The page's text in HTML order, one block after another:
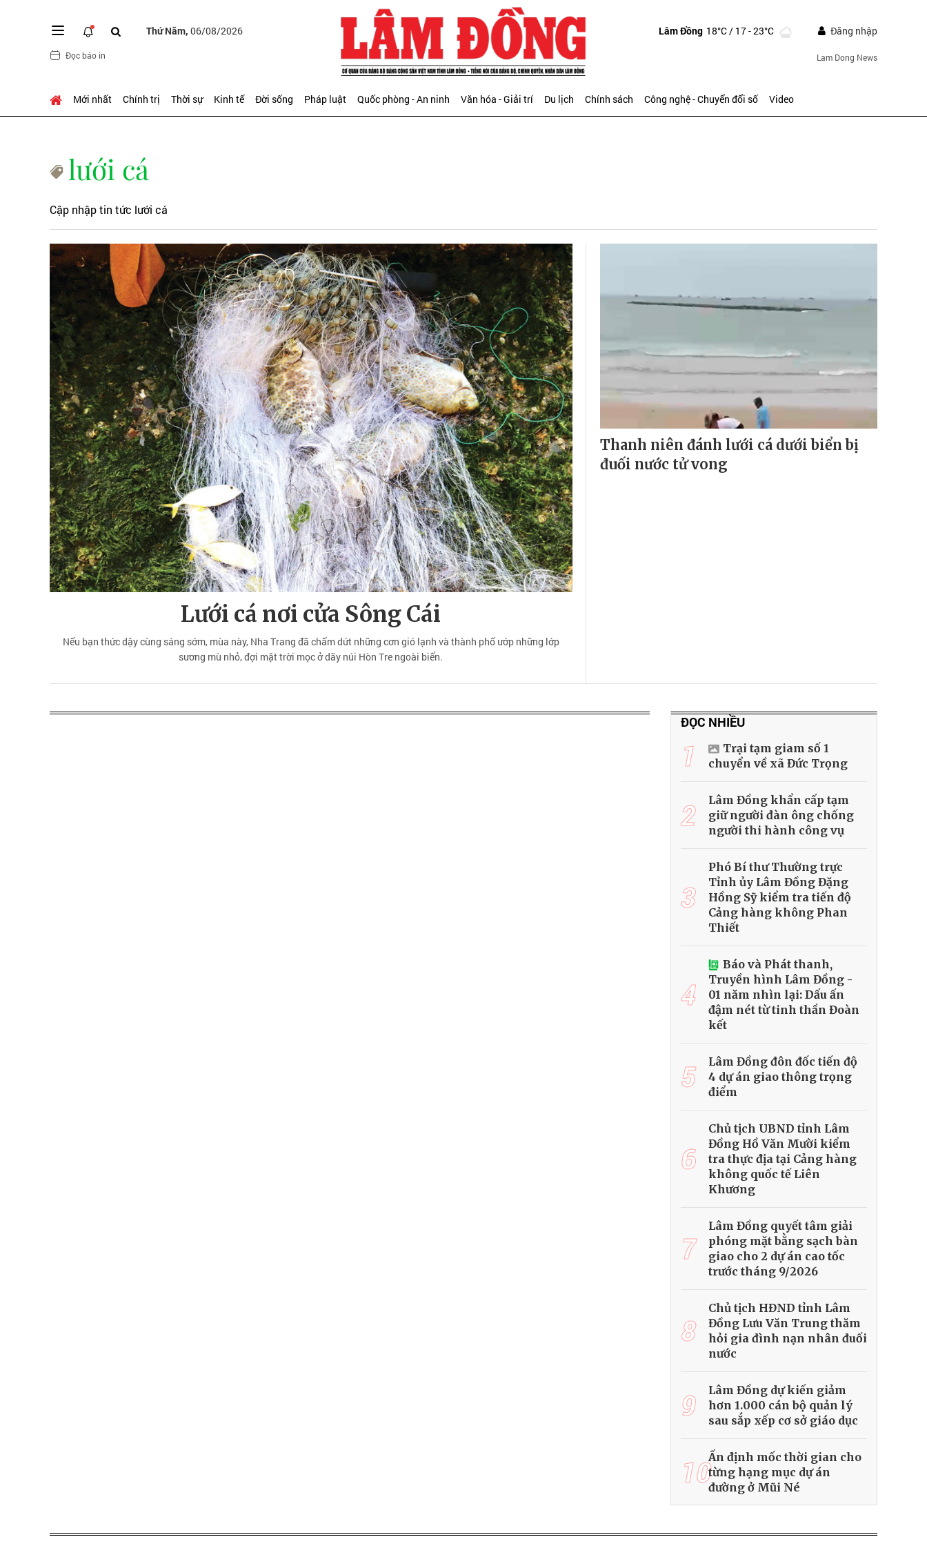
Thứ Năm, 06/08/2026
Đọc báo in
Lâm Đồng 18°C/ 17 - 23°C Đăng nhập
Lam Dong News
Mới nhất Chính trị Thời sự Kinh tế Đời sống Pháp luật Quốc phòng - An ninh Văn hóa - Giải trí Du lịch Chính sách Công nghệ - Chuyển đổi số Video
lưới cá
Cập nhập tin tức lưới cá
Lưới cá nơi cửa Sông Cái
Nếu bạn thức dậy cùng sáng sớm, mùa này, Nha Trang đã chấm dứt những cơn gió lạnh và thành phố ướp những lớp
sương mù nhỏ, đợi mặt trời mọc ở dãy núi Hòn Tre ngoài biển.
Thanh niên đánh lưới cá dưới biển bị
đuối nước tử vong
ĐỌC NHIỀU
1
Trại tạm giam số 1
chuyển về xã Đức Trọng
2
Lâm Đồng khẩn cấp tạm
giữ người đàn ông chống
người thi hành công vụ
3
Phó Bí thư Thường trực
Tỉnh ủy Lâm Đồng Đặng
Hồng Sỹ kiểm tra tiến độ
Cảng hàng không Phan
Thiết
4
Báo và Phát thanh,
Truyền hình Lâm Đồng -
01 năm nhìn lại: Dấu ấn
đậm nét từ tinh thần Đoàn
kết
5
Lâm Đồng đôn đốc tiến độ
4 dự án giao thông trọng
điểm
6
Chủ tịch UBND tỉnh Lâm
Đồng Hồ Văn Mười kiểm
tra thực địa tại Cảng hàng
không quốc tế Liên
Khương
7
Lâm Đồng quyết tâm giải
phóng mặt bằng sạch bàn
giao cho 2 dự án cao tốc
trước tháng 9/2026
8
Chủ tịch HĐND tỉnh Lâm
Đồng Lưu Văn Trung thăm
hỏi gia đình nạn nhân đuối
nước
9
Lâm Đồng dự kiến giảm
hơn 1.000 cán bộ quản lý
sau sắp xếp cơ sở giáo dục
10Ấn định mốc thời gian cho
từng hạng mục dự án
đường ở Mũi Né